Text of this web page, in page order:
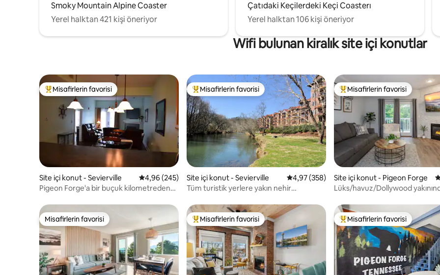
Smoky Mountain Alpine Coaster
Yerel halktan 421 kişi öneriyor
Çatıdaki Keçilerdeki Keçi Coasterı
Yerel halktan 106 kişi öneriyor
Wifi bulunan kiralık site içi konutlar
Misafirlerin favorilerinden en beğenilenler arasında
Misafirlerin favorisi
Site içi konut - Sevierville 5 üzerinden ortalama 4,96 puan, 245 değerlendirme
4,96 (245)
Pigeon Forge'a bir buçuk kilometreden
Misafirlerin favorilerinden en beğenilenler arasında
Misafirlerin favorisi
Site içi konut - Sevierville 5 üzerinden ortalama 4,97 puan, 358
4,97 (358)
Tüm turistik yerlere yakın nehir
Misafirlerin favorilerinden en
Misafirlerin favorisi
Site içi konut - Pigeon Forge
Lüks/havuz/Dollywood
Misafirlerin favorisi
Misafirlerin favorisi Misafirlerin favorilerinden en beğenilenler arasında
Misafirlerin favorisi Misafirlerin favorilerinden en
Misafirlerin favorisi